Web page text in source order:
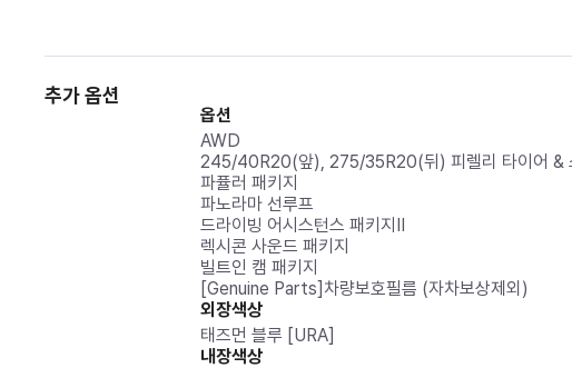
추가 옵션
옵션
AWD
245/40R20(앞), 275/35R20(뒤) 피렐리 타이어 &
파퓰러 패키지
파노라마 선루프
드라이빙 어시스턴스 패키지Ⅱ
렉시콘 사운드 패키지
빌트인 캠 패키지
[Genuine Parts]차량보호필름 (자차보상제외)
외장색상
태즈먼 블루 [URA]
내장색상